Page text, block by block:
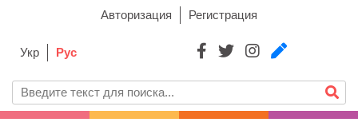
Авторизация Регистрация
Укр Рус